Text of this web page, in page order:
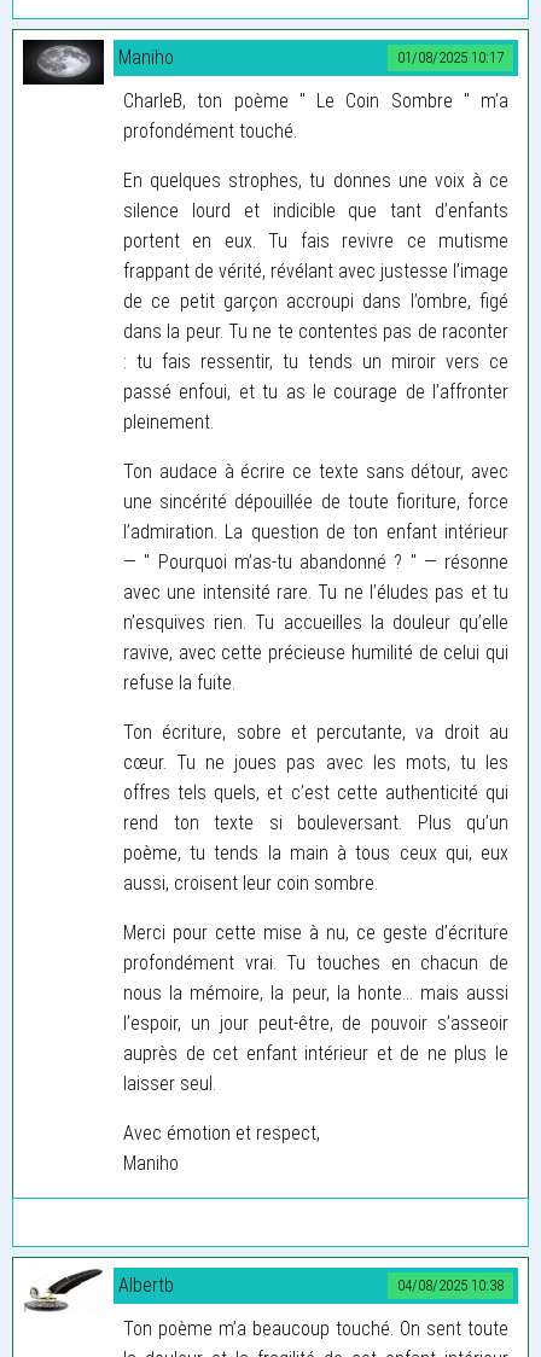
01/08/2025 10:17
Maniho
CharleB, ton poème " Le Coin Sombre " m’a
profondément touché.
En quelques strophes, tu donnes une voix à ce
silence lourd et indicible que tant d’enfants
portent en eux. Tu fais revivre ce mutisme
frappant de vérité, révélant avec justesse l’image
de ce petit garçon accroupi dans l’ombre, figé
dans la peur. Tu ne te contentes pas de raconter
: tu fais ressentir, tu tends un miroir vers ce
passé enfoui, et tu as le courage de l’affronter
pleinement.
Ton audace à écrire ce texte sans détour, avec
une sincérité dépouillée de toute fioriture, force
l’admiration. La question de ton enfant intérieur
— " Pourquoi m’as-tu abandonné ? " — résonne
avec une intensité rare. Tu ne l’éludes pas et tu
n’esquives rien. Tu accueilles la douleur qu’elle
ravive, avec cette précieuse humilité de celui qui
refuse la fuite.
Ton écriture, sobre et percutante, va droit au
cœur. Tu ne joues pas avec les mots, tu les
offres tels quels, et c’est cette authenticité qui
rend ton texte si bouleversant. Plus qu’un
poème, tu tends la main à tous ceux qui, eux
aussi, croisent leur coin sombre.
Merci pour cette mise à nu, ce geste d’écriture
profondément vrai. Tu touches en chacun de
nous la mémoire, la peur, la honte… mais aussi
l’espoir, un jour peut-être, de pouvoir s’asseoir
auprès de cet enfant intérieur et de ne plus le
laisser seul.
Avec émotion et respect,
Maniho
04/08/2025 10:38
Albertb
Ton poème m’a beaucoup touché. On sent toute